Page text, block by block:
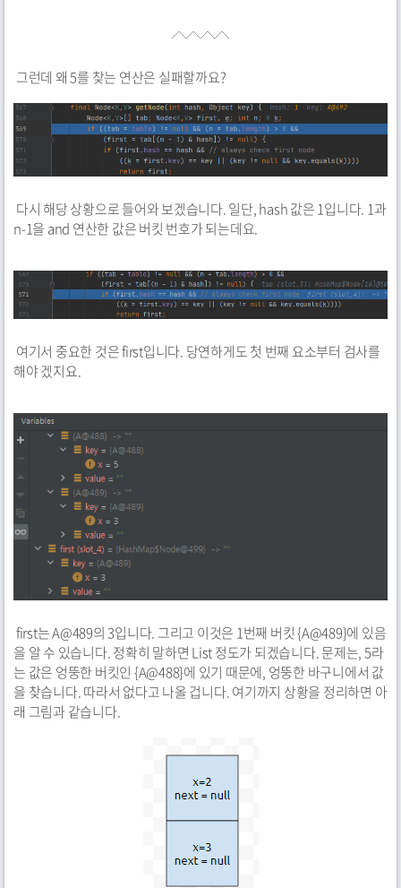
그런데 왜 5를 찾는 연산은 실패할까요?
다시 해당 상황으로 들어와 보겠습니다. 일단, hash 값은 1입니다. 1과
n-1을 and 연산한 값은 버킷 번호가 되는데요.
여기서 중요한 것은 first입니다. 당연하게도 첫 번째 요소부터 검사를
해야 겠지요.
first는 A@489의 3입니다. 그리고 이것은 1번째 버킷 {A@489}에 있음
을 알 수 있습니다. 정확히 말하면 List 정도가 되겠습니다. 문제는, 5라
는 값은 엉뚱한 버킷인 {A@488}에 있기 때문에, 엉뚱한 바구니에서 값
을 찾습니다. 따라서 없다고 나올 겁니다. 여기까지 상황을 정리하면 아
래 그림과 같습니다.